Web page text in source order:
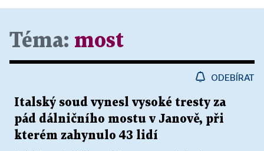
Téma: most
ODEBÍRAT
Italský soud vynesl vysoké tresty za
pád dálničního mostu v Janově, při
kterém zahynulo 43 lidí